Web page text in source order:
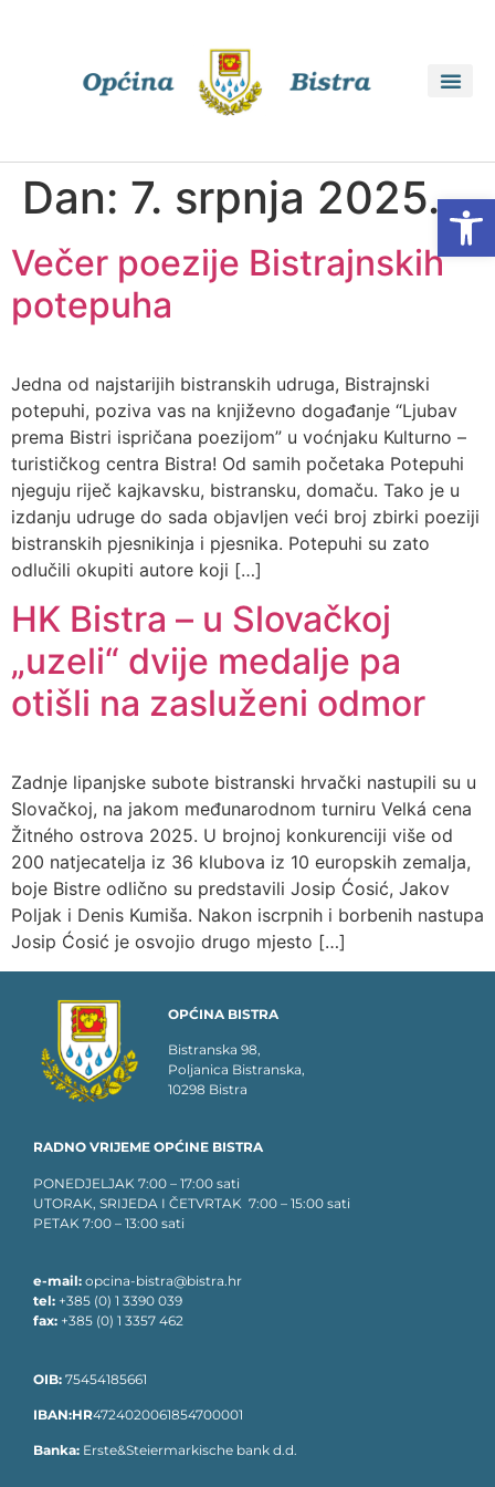
Dan: 7. srpnja 2025.
Večer poezije Bistrajnskih
potepuha
Jedna od najstarijih bistranskih udruga, Bistrajnski
potepuhi, poziva vas na književno događanje “Ljubav
prema Bistri ispričana poezijom” u voćnjaku Kulturno –
turističkog centra Bistra! Od samih početaka Potepuhi
njeguju riječ kajkavsku, bistransku, domaču. Tako je u
izdanju udruge do sada objavljen veći broj zbirki poeziji
bistranskih pjesnikinja i pjesnika. Potepuhi su zato
odlučili okupiti autore koji […]
HK Bistra – u Slovačkoj
„uzeli“ dvije medalje pa
otišli na zasluženi odmor
Zadnje lipanjske subote bistranski hrvački nastupili su u
Slovačkoj, na jakom međunarodnom turniru Velká cena
Žitného ostrova 2025. U brojnoj konkurenciji više od
200 natjecatelja iz 36 klubova iz 10 europskih zemalja,
boje Bistre odlično su predstavili Josip Ćosić, Jakov
Poljak i Denis Kumiša. Nakon iscrpnih i borbenih nastupa
Josip Ćosić je osvojio drugo mjesto […]
OPĆINA BISTRA
Bistranska 98,
Poljanica Bistranska,
10298 Bistra
RADNO VRIJEME OPĆINE BISTRA
PONEDJELJAK 7:00 – 17:00 sati
UTORAK, SRIJEDA I ČETVRTAK 7:00 – 15:00 sati
PETAK 7:00 – 13:00 sati
e-mail: opcina-bistra@bistra.hr
tel: +385 (0) 1 3390 039
fax: +385 (0) 1 3357 462
OIB: 75454185661
IBAN:HR4724020061854700001
Banka: Erste&Steiermarkische bank d.d.